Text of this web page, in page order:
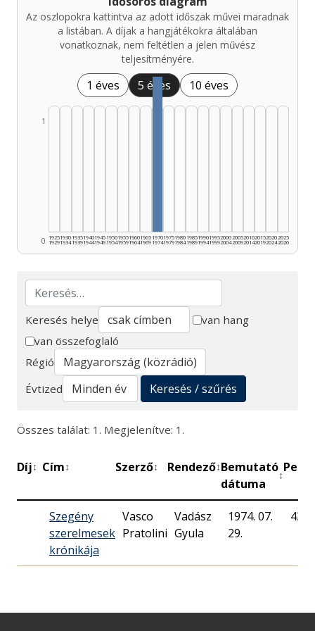
Az oszlopokra kattintva az adott időszak művei maradnak
a listában. A díjak a hangjátékokra általában
vonatkoznak, nem feltétlen a jelen művész
teljesítményére.
1 éves 5 éves 10 éves
0
1
1925
1929
1930
1934
1935
1939
1940
1944
1945
1949
1950
1954
1955
1959
1960
1964
1965
1969
1970
1974
1975
1979
1980
1984
1985
1989
1990
1994
1995
1999
2000
2004
2005
2009
2010
2014
2015
2019
2020
2024
2025
2026
Keresés
Keresés helye
van hang
van összefoglaló
Régió
Évtized
Keresés / szűrés
Összes találat: 1. Megjelenítve: 1.
Díj↕ Cím↕ Szerző↕ Rendező↕Bemutató
dátuma
↕
Perc
Szegény
szerelmesek
krónikája
Vasco
Pratolini
Vadász
Gyula
1974. 07.
29.
43